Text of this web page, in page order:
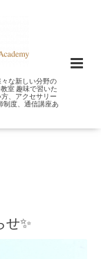
な新しい分野の
室 趣味で習いた
、アクセサリー
制度、通信講座あ
せ✨